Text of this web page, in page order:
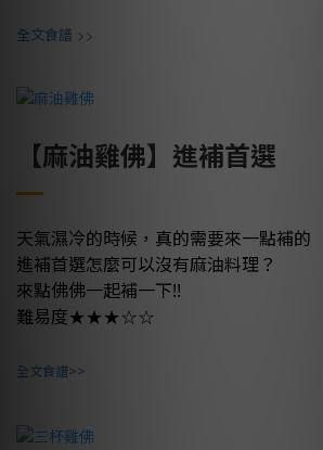
全文食譜 >>
【麻油雞佛】進補首選
天氣濕冷的時候，真的需要來一點補的
進補首選怎麼可以沒有麻油料理？
來點佛佛一起補一下!!
難易度★★★☆☆
全文食譜>>